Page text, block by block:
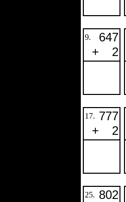
9.
647
+
2
17. 777
+
2
25. 802